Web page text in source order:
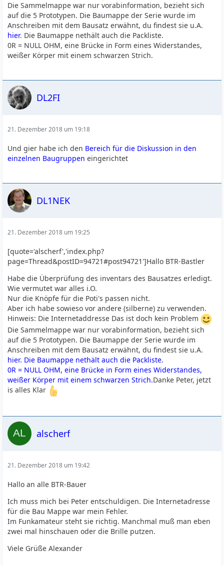
Die Sammelmappe war nur vorabinformation, bezieht sich
auf die 5 Prototypen. Die Baumappe der Serie wurde im
Anschreiben mit dem Bausatz erwähnt, du findest sie u.A.
hier. Die Baumappe nethält auch die Packliste.
0R = NULL OHM, eine Brücke in Form eines Widerstandes,
weißer Körper mit einem schwarzen Strich.
DL2FI
21. Dezember 2018 um 19:18
Und gier habe ich den Bereich für die Diskussion in den
einzelnen Baugruppen eingerichtet
DL1NEK
21. Dezember 2018 um 19:25
[quote='alscherf','index.php?
page=Thread&postID=94721#post94721']Hallo BTR-Bastler
Habe die Überprüfung des inventars des Bausatzes erledigt.
Wie vermutet war alles i.O.
Nur die Knöpfe für die Poti's passen nicht.
Aber ich habe sowieso vor andere (silberne) zu verwenden.
Hinweis: Die Internetaddresse Das ist doch kein Problem
Die Sammelmappe war nur vorabinformation, bezieht sich
auf die 5 Prototypen. Die Baumappe der Serie wurde im
Anschreiben mit dem Bausatz erwähnt, du findest sie u.A.
hier. Die Baumappe nethält auch die Packliste.
0R = NULL OHM, eine Brücke in Form eines Widerstandes,
weißer Körper mit einem schwarzen Strich.Danke Peter, jetzt
is alles Klar
alscherf
21. Dezember 2018 um 19:42
Hallo an alle BTR-Bauer
Ich muss mich bei Peter entschuldigen. Die Internetadresse
für die Bau Mappe war mein Fehler.
Im Funkamateur steht sie richtig. Manchmal muß man eben
zwei mal hinschauen oder die Brille putzen.
Viele Grüße Alexander